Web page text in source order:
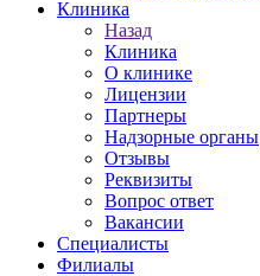
Клиника
Назад
Клиника
О клинике
Лицензии
Партнеры
Надзорные органы
Отзывы
Реквизиты
Вопрос ответ
Вакансии
Специалисты
Филиалы